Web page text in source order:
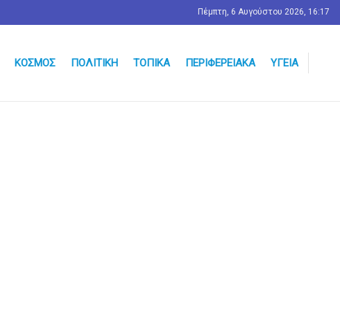
Πέμπτη, 6 Αυγούστου 2026, 16:17
ΚΌΣΜΟΣ ΠΟΛΙΤΙΚΉ ΤΟΠΙΚΆ ΠΕΡΙΦΕΡΕΙΑΚΆ ΥΓΕΊΑ